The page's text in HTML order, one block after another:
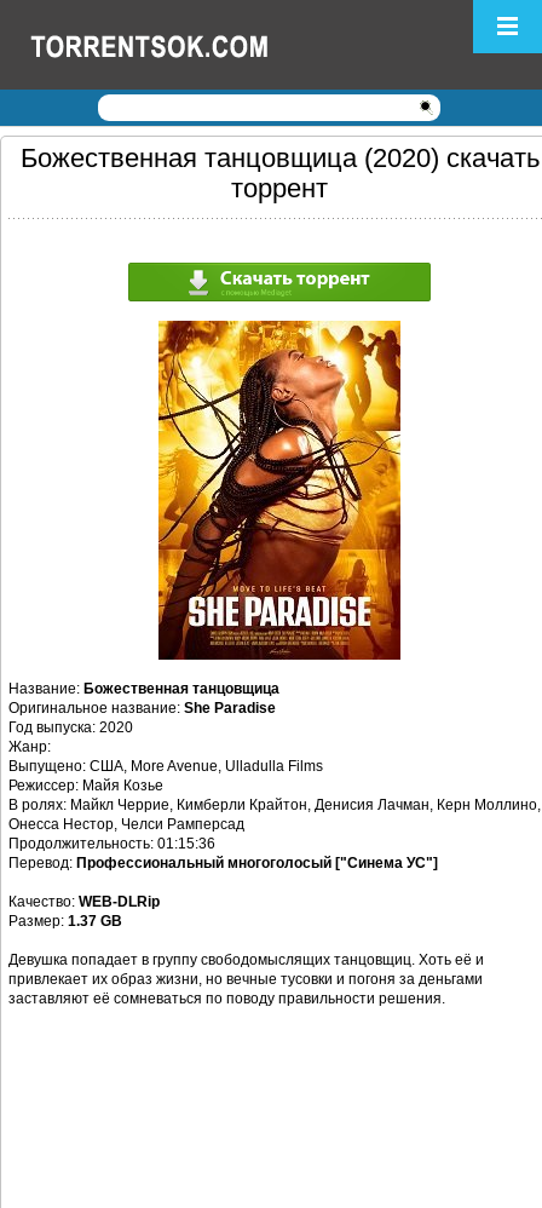
Логин: Пароль:
Божественная танцовщица (2020) скачать
торрент
Название: Божественная танцовщица
Оригинальное название: She Paradise
Год выпуска: 2020
Жанр:
Выпущено: США, More Avenue, Ulladulla Films
Режиссер: Майя Козье
В ролях: Майкл Черрие, Кимберли Крайтон, Денисия Лачман, Керн Моллино,
Онесса Нестор, Челси Рамперсад
Продолжительность: 01:15:36
Перевод: Профессиональный многоголосый ["Синема УС"]
Качество: WEB-DLRip
Размер: 1.37 GB
Девушка попадает в группу свободомыслящих танцовщиц. Хоть её и
привлекает их образ жизни, но вечные тусовки и погоня за деньгами
заставляют её сомневаться по поводу правильности решения.